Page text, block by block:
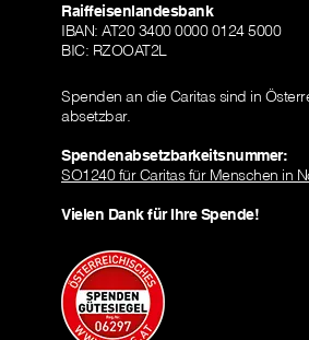
Raiffeisenlandesbank
IBAN: AT20 3400 0000 0124 5000
BIC: RZOOAT2L
Spenden an die Caritas sind in
absetzbar.
Spendenabsetzbarkeitsnummer:
SO1240 für Caritas für Menschen in
Vielen Dank für Ihre Spende!